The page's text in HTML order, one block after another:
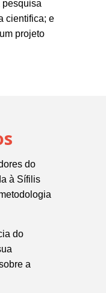
cientifica; e
projeto
do
à Sífilis
do
a